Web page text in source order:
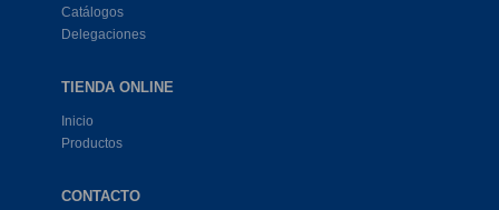
Catálogos
Delegaciones
TIENDA ONLINE
Inicio
Productos
CONTACTO